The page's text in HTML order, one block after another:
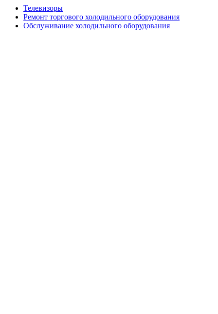
Телевизоры
Ремонт торгового холодильного оборудования
Обслуживание холодильного оборудования